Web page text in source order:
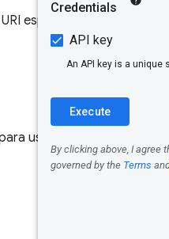
específico, como
uso de